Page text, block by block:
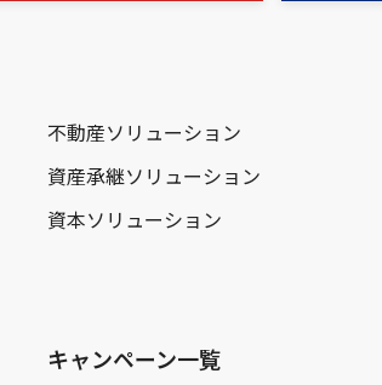
不動産ソリューション
資産承継ソリューション
資本ソリューション
キャンペーン一覧